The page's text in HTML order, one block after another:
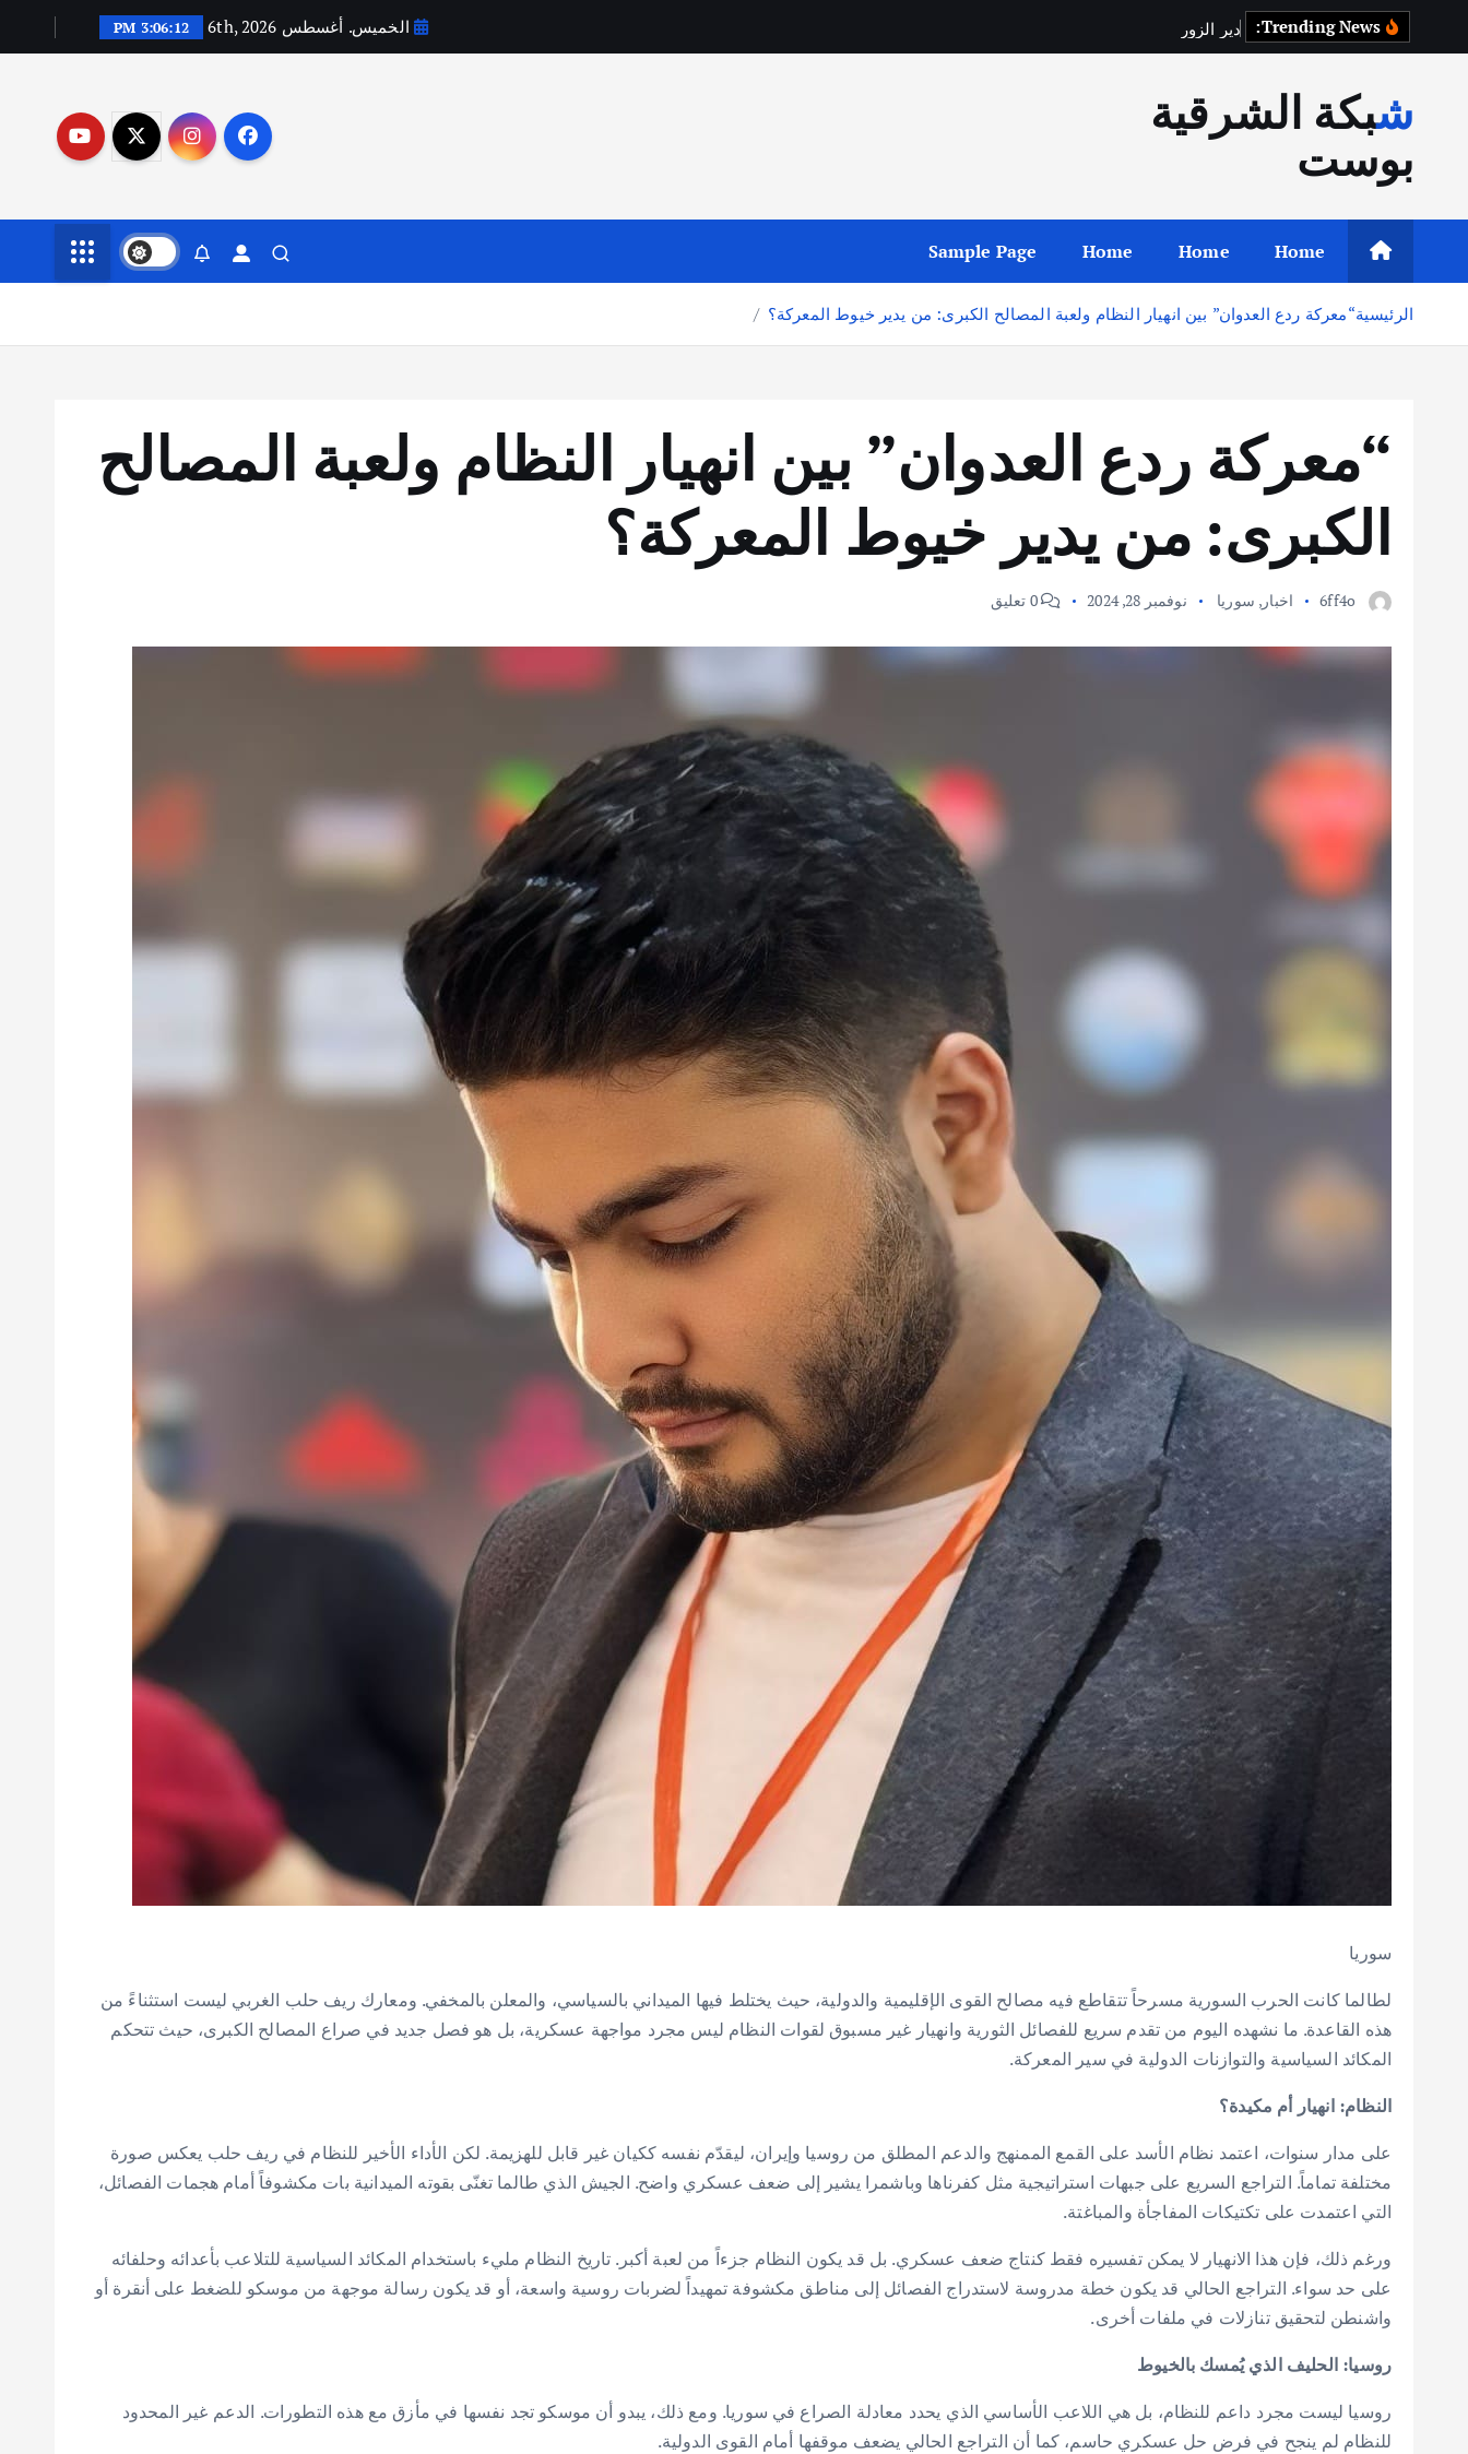
إ
ى
دير الز ور الخميس. أغسطس 6th, 2026 3:06:13 PM
شبكة الشرقية
بوست
Home
Home
Home
Sample Page
الرئيسية“معركة ردع العدوان” بين انهيار النظام ولعبة المصالح الكبرى: من يدير خيوط المعركة؟
“معركة ردع العدوان” بين انهيار النظام ولعبة المصالح
الكبرى: من يدير خيوط المعركة؟
6ff4o اخبار , سوريا نوفمبر 28, 2024 0 تعليق
سوريا
لطالما كانت الحرب السورية مسرحاً تتقاطع فيه مصالح القوى الإقليمية والدولية، حيث يختلط فيها الميداني بالسياسي، والمعلن بالمخفي. ومعارك ريف حلب الغربي ليست استثناءً من
هذه القاعدة. ما نشهده اليوم من تقدم سريع للفصائل الثورية وانهيار غير مسبوق لقوات النظام ليس مجرد مواجهة عسكرية، بل هو فصل جديد في صراع المصالح الكبرى، حيث تتحكم
المكائد السياسية والتوازنات الدولية في سير المعركة.
النظام: انهيار أم مكيدة؟
على مدار سنوات، اعتمد نظام الأسد على القمع الممنهج والدعم المطلق من روسيا وإيران، ليقدّم نفسه ككيان غير قابل للهزيمة. لكن الأداء الأخير للنظام في ريف حلب يعكس صورة
مختلفة تماماً. التراجع السريع على جبهات استراتيجية مثل كفرناها وباشمرا يشير إلى ضعف عسكري واضح. الجيش الذي طالما تغنّى بقوته الميدانية بات مكشوفاً أمام هجمات الفصائل،
التي اعتمدت على تكتيكات المفاجأة والمباغتة.
ورغم ذلك، فإن هذا الانهيار لا يمكن تفسيره فقط كنتاج ضعف عسكري. بل قد يكون النظام جزءاً من لعبة أكبر. تاريخ النظام مليء باستخدام المكائد السياسية للتلاعب بأعدائه وحلفائه
على حد سواء. التراجع الحالي قد يكون خطة مدروسة لاستدراج الفصائل إلى مناطق مكشوفة تمهيداً لضربات روسية واسعة، أو قد يكون رسالة موجهة من موسكو للضغط على أنقرة أو
واشنطن لتحقيق تنازلات في ملفات أخرى.
روسيا: الحليف الذي يُمسك بالخيوط
روسيا ليست مجرد داعم للنظام، بل هي اللاعب الأساسي الذي يحدد معادلة الصراع في سوريا. ومع ذلك، يبدو أن موسكو تجد نفسها في مأزق مع هذه التطورات. الدعم غير المحدود
للنظام لم ينجح في فرض حل عسكري حاسم، كما أن التراجع الحالي يضعف موقفها أمام القوى الدولية.